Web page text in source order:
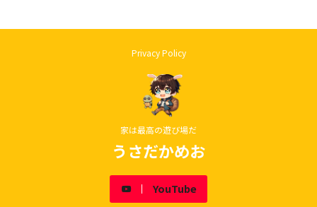
Privacy Policy
家は最高の遊び場だ
うさだかめお
YouTube